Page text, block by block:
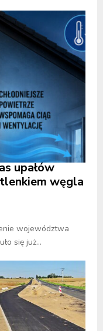
upałów
węgla
województwa
się już...